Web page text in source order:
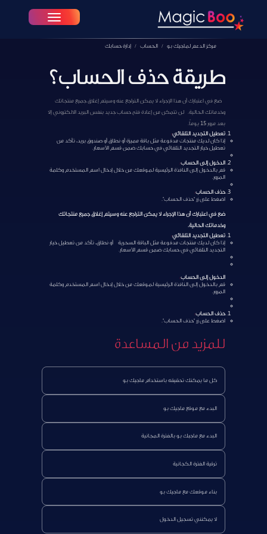
Toggle navigation
مركز الدعم لماجيك بو الحساب إدارة حسابك
طريقة حذف الحساب؟
ضع في اعتبارك أن هذا الإجراء لا يمكن التراجع عنه وسيتم إغلاق جميع منتجاتك
وخدماتك الحالية. لن تتمكن من إعادة فتح حساب جديد بنفس البريد الالكتروني إلا
بعد مرور 15 يوماً.
تعطيل التجديد التلقائي:
إذا كان لديك منتجات مدفوعة مثل باقة مميزة أو نطاق أو صندوق بريد، تأكد من
تعطيل خيار التجديد التلقائي في حسابك ضمن قسم الأسعار.
الدخول إلى الحساب:
قم بالدخول إلى النافذة الرئيسية لموقعك من خلال إدخال اسم المستخدم وكلمة
المرور.
حذف الحساب:
اضغط على زر “حذف الحساب”.
ضع في اعتبارك أن هذا الإجراء لا يمكن التراجع عنه وسيتم إغلاق جميع منتجاتك
وخدماتك الحالية.
تعطيل التجديد التلقائي:
إذا كان لديك منتجات مدفوعة مثل الباقة السحرية أو نطاق، تأكد من تعطيل خيار
التجديد التلقائي في حسابك ضمن قسم الأسعار.
الدخول إلى الحساب:
قم بالدخول إلى النافذة الرئيسية لموقعك من خلال إدخال اسم المستخدم وكلمة
المرور.
حذف الحساب:
اضغط على زر "حذف الحساب".
للمزيد من المساعدة
كل ما يمكنك تحقيقه باستخدام ماجيك بو
البدء مع موقع ماجيك بو
البدء مع ماجبك بو بالفترة المجانية
ترقية الفترة الكجانية
بناء موقعك مع ماجيك بو
لا يمكنني تسجيل الدخول